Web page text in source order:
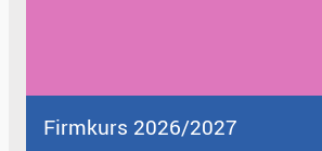
Firmkurs 2026/2027